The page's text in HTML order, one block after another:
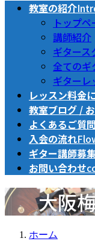
教室の紹介
トップ
講師紹介
ギタース
全てのギ
ギター
レッスン料金
教室ブログ /
よくあるご質問
入会の流れ
ギター講師募
お問い合わせ
大阪
ホーム